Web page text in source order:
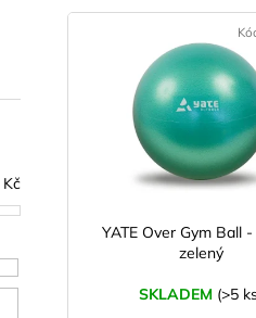
Kč
V
YATE Over Gym Ball
zelený
SKLADEM (>5